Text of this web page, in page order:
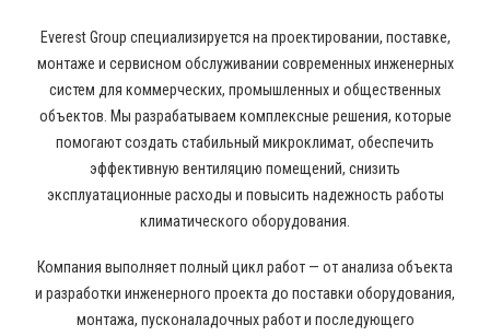
Everest Group специализируется на проектировании, поставке,
монтаже и сервисном обслуживании современных инженерных
систем для коммерческих, промышленных и общественных
объектов. Мы разрабатываем комплексные решения, которые
помогают создать стабильный микроклимат, обеспечить
эффективную вентиляцию помещений, снизить
эксплуатационные расходы и повысить надежность работы
климатического оборудования.
Компания выполняет полный цикл работ — от анализа объекта
и разработки инженерного проекта до поставки оборудования,
монтажа, пусконаладочных работ и последующего